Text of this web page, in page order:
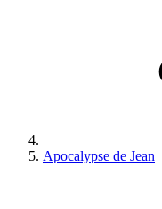
Apocalypse de Jean